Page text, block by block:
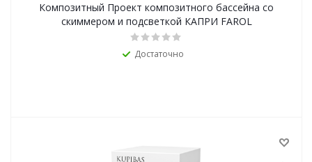
Композитный Проект композитного бассейна со
скиммером и подсветкой КАПРИ FAROL
Достаточно